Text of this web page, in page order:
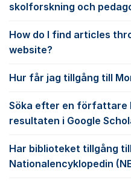
skolforskning och
How do I find articles
website?
Hur får jag tillgång till
Söka efter en författare
resultaten i Google
Har biblioteket tillgång till
Nationalencyklopedin